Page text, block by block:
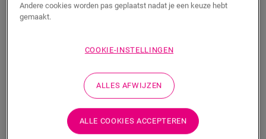
ZOEKEN
Weet je niet zeker of deze vloer bij je stijl en
behoeften past?
Bekijk hoe het eruit zou zien in je kamer
Bestel een staal
Andere cookies worden pas geplaatst nadat je een keuze hebt
gemaakt.
COOKIE-INSTELLINGEN
ALLES AFWIJZEN
ALLE COOKIES ACCEPTEREN